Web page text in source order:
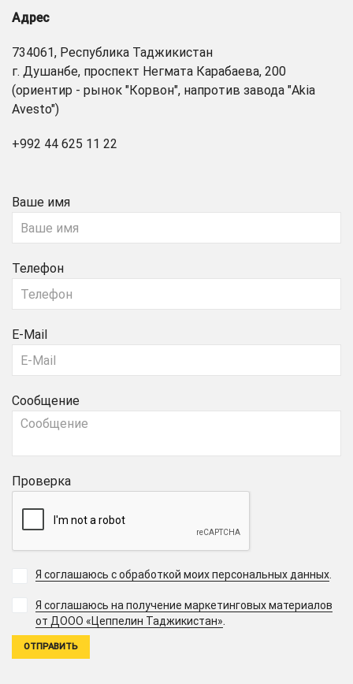
Адрес
734061, Республика Таджикистан
г. Душанбе, проспект Негмата Карабаева, 200
(ориентир - рынок "Корвон", напротив завода "Akia
Avesto")
+992 44 625 11 22
Ваше имя
Телефон
E-Mail
Сообщение
Проверка
Я соглашаюсь с обработкой моих персональных данных
Я соглашаюсь на получение маркетинговых материалов
от ДООО «Цеппелин Таджикистан».